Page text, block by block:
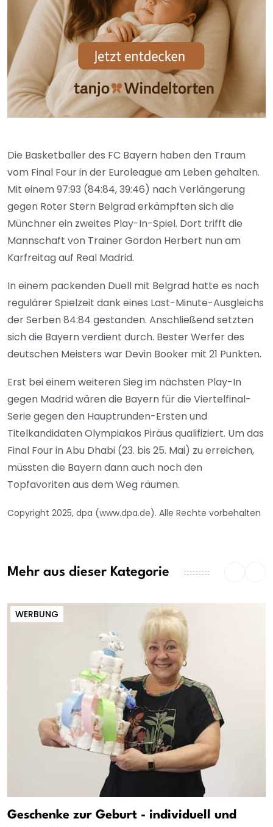
Die Basketballer des FC Bayern haben den Traum
vom Final Four in der Euroleague am Leben gehalten.
Mit einem 97:93 (84:84, 39:46) nach Verlängerung
gegen Roter Stern Belgrad erkämpften sich die
Münchner ein zweites Play-In-Spiel. Dort trifft die
Mannschaft von Trainer Gordon Herbert nun am
Karfreitag auf Real Madrid.
In einem packenden Duell mit Belgrad hatte es nach
regulärer Spielzeit dank eines Last-Minute-Ausgleichs
der Serben 84:84 gestanden. Anschließend setzten
sich die Bayern verdient durch. Bester Werfer des
deutschen Meisters war Devin Booker mit 21 Punkten.
Erst bei einem weiteren Sieg im nächsten Play-In
gegen Madrid wären die Bayern für die Viertelfinal-
Serie gegen den Hauptrunden-Ersten und
Titelkandidaten Olympiakos Piräus qualifiziert. Um das
Final Four in Abu Dhabi (23. bis 25. Mai) zu erreichen,
müssten die Bayern dann auch noch den
Topfavoriten aus dem Weg räumen.
Copyright 2025, dpa (www.dpa.de). Alle Rechte vorbehalten
Mehr aus dieser Kategorie
WERBUNG
Geschenke zur Geburt - individuell und